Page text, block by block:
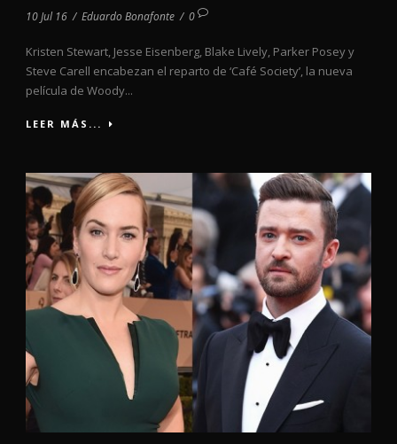
10 Jul 16 / Eduardo Bonafonte / 0
Kristen Stewart, Jesse Eisenberg, Blake Lively, Parker Posey y
Steve Carell encabezan el reparto de ‘Café Society’, la nueva
película de Woody...
LEER MÁS...